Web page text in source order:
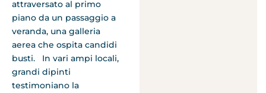
attraversato al primo
piano da un passaggio a
veranda, una galleria
aerea che ospita candidi
busti. In vari ampi locali,
grandi dipinti
testimoniano la